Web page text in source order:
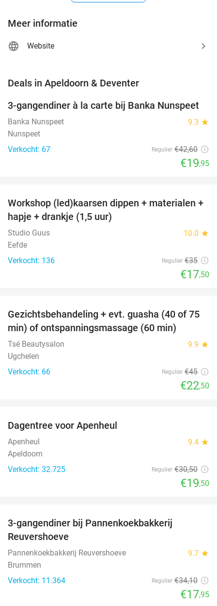
Meer informatie
Website
Deals in Apeldoorn & Deventer
53%
NEW
TODAY
3-gangendiner à la carte bij Banka Nunspeet
Banka Nunspeet 9.3 star
Nunspeet
Verkocht: 67
Regulier €42,60
€19,95
50%
Workshop (led)kaarsen dippen + materialen +
hapje + drankje (1,5 uur)
Studio Guus 10.0 star
Eefde
Verkocht: 136
Regulier €35
€17,50
50%
OUT
Gezichtsbehandeling + evt. guasha (40 of 75
min) of ontspanningsmassage (60 min)
Tsé Beautysalon 9.9 star
Ugchelen
Verkocht: 66
Regulier €45
€22,50
Dagentree voor Apenheul
Apenheul 9.4 star
Apeldoorn
Verkocht: 32.725
Regulier €30,50
€19,50
3-gangendiner bij Pannenkoekbakkerij
Reuvershoeve
Pannenkoekbakkerij Reuvershoeve 9.7 star
Brummen
Verkocht: 11.364
Regulier €34,10
€17,95